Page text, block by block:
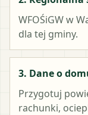
WFOŚiGW w
dla tej gminy.
3. Dane o
Przygotuj
rachunki,